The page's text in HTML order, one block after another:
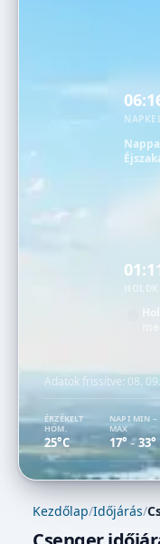
Adatok frissítve: 08.
ÉRZÉKELT
HŐM.
25°C
NAPI MIN –
MAX
17° –33°
Kezdőlap/Időjárás/